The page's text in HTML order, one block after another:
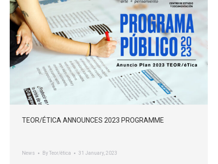
TEOR/ÉTICA ANNOUNCES 2023 PROGRAMME
News ByTeor/ética 31 January, 2023